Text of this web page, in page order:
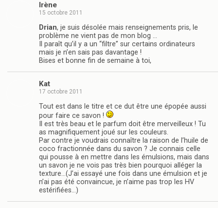
Irène
15 octobre 2011
Drian, je suis désolée mais renseignements pris, le
problème ne vient pas de mon blog …
Il paraît qu’il y a un “filtre” sur certains ordinateurs
mais je n’en sais pas davantage !
Bises et bonne fin de semaine à toi,
Kat
17 octobre 2011
Tout est dans le titre et ce dut être une épopée aussi
pour faire ce savon !
Il est très beau et le parfum doit être merveilleux ! Tu
as magnifiquement joué sur les couleurs.
Par contre je voudrais connaître la raison de l’huile de
coco fractionnée dans du savon ? Je connais celle
qui pousse à en mettre dans les émulsions, mais dans
un savon je ne vois pas très bien pourquoi alléger la
texture…(J’ai essayé une fois dans une émulsion et je
n’ai pas été convaincue, je n’aime pas trop les HV
estérifiées…)